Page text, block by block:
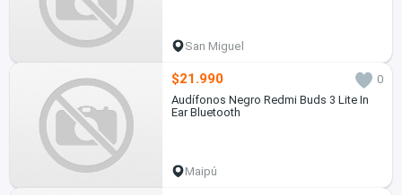
San Miguel
$21.990
0
Audífonos Negro Redmi Buds 3 Lite In
Ear Bluetooth
Maipú